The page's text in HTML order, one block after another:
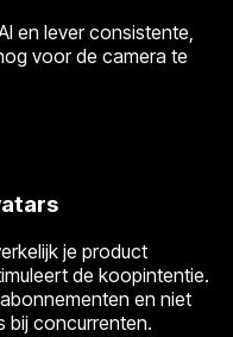
en lever consistente,
voor de camera te
je product
de koopintentie.
en niet
bij concurrenten.